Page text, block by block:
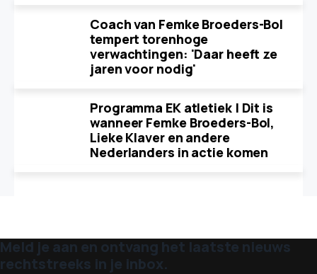
Coach van Femke Broeders-Bol
tempert torenhoge
verwachtingen: 'Daar heeft ze
jaren voor nodig'
Programma EK atletiek | Dit is
wanneer Femke Broeders-Bol,
Lieke Klaver en andere
Nederlanders in actie komen
Meld je aan en ontvang het laatste nieuws
rechtstreeks in je inbox.